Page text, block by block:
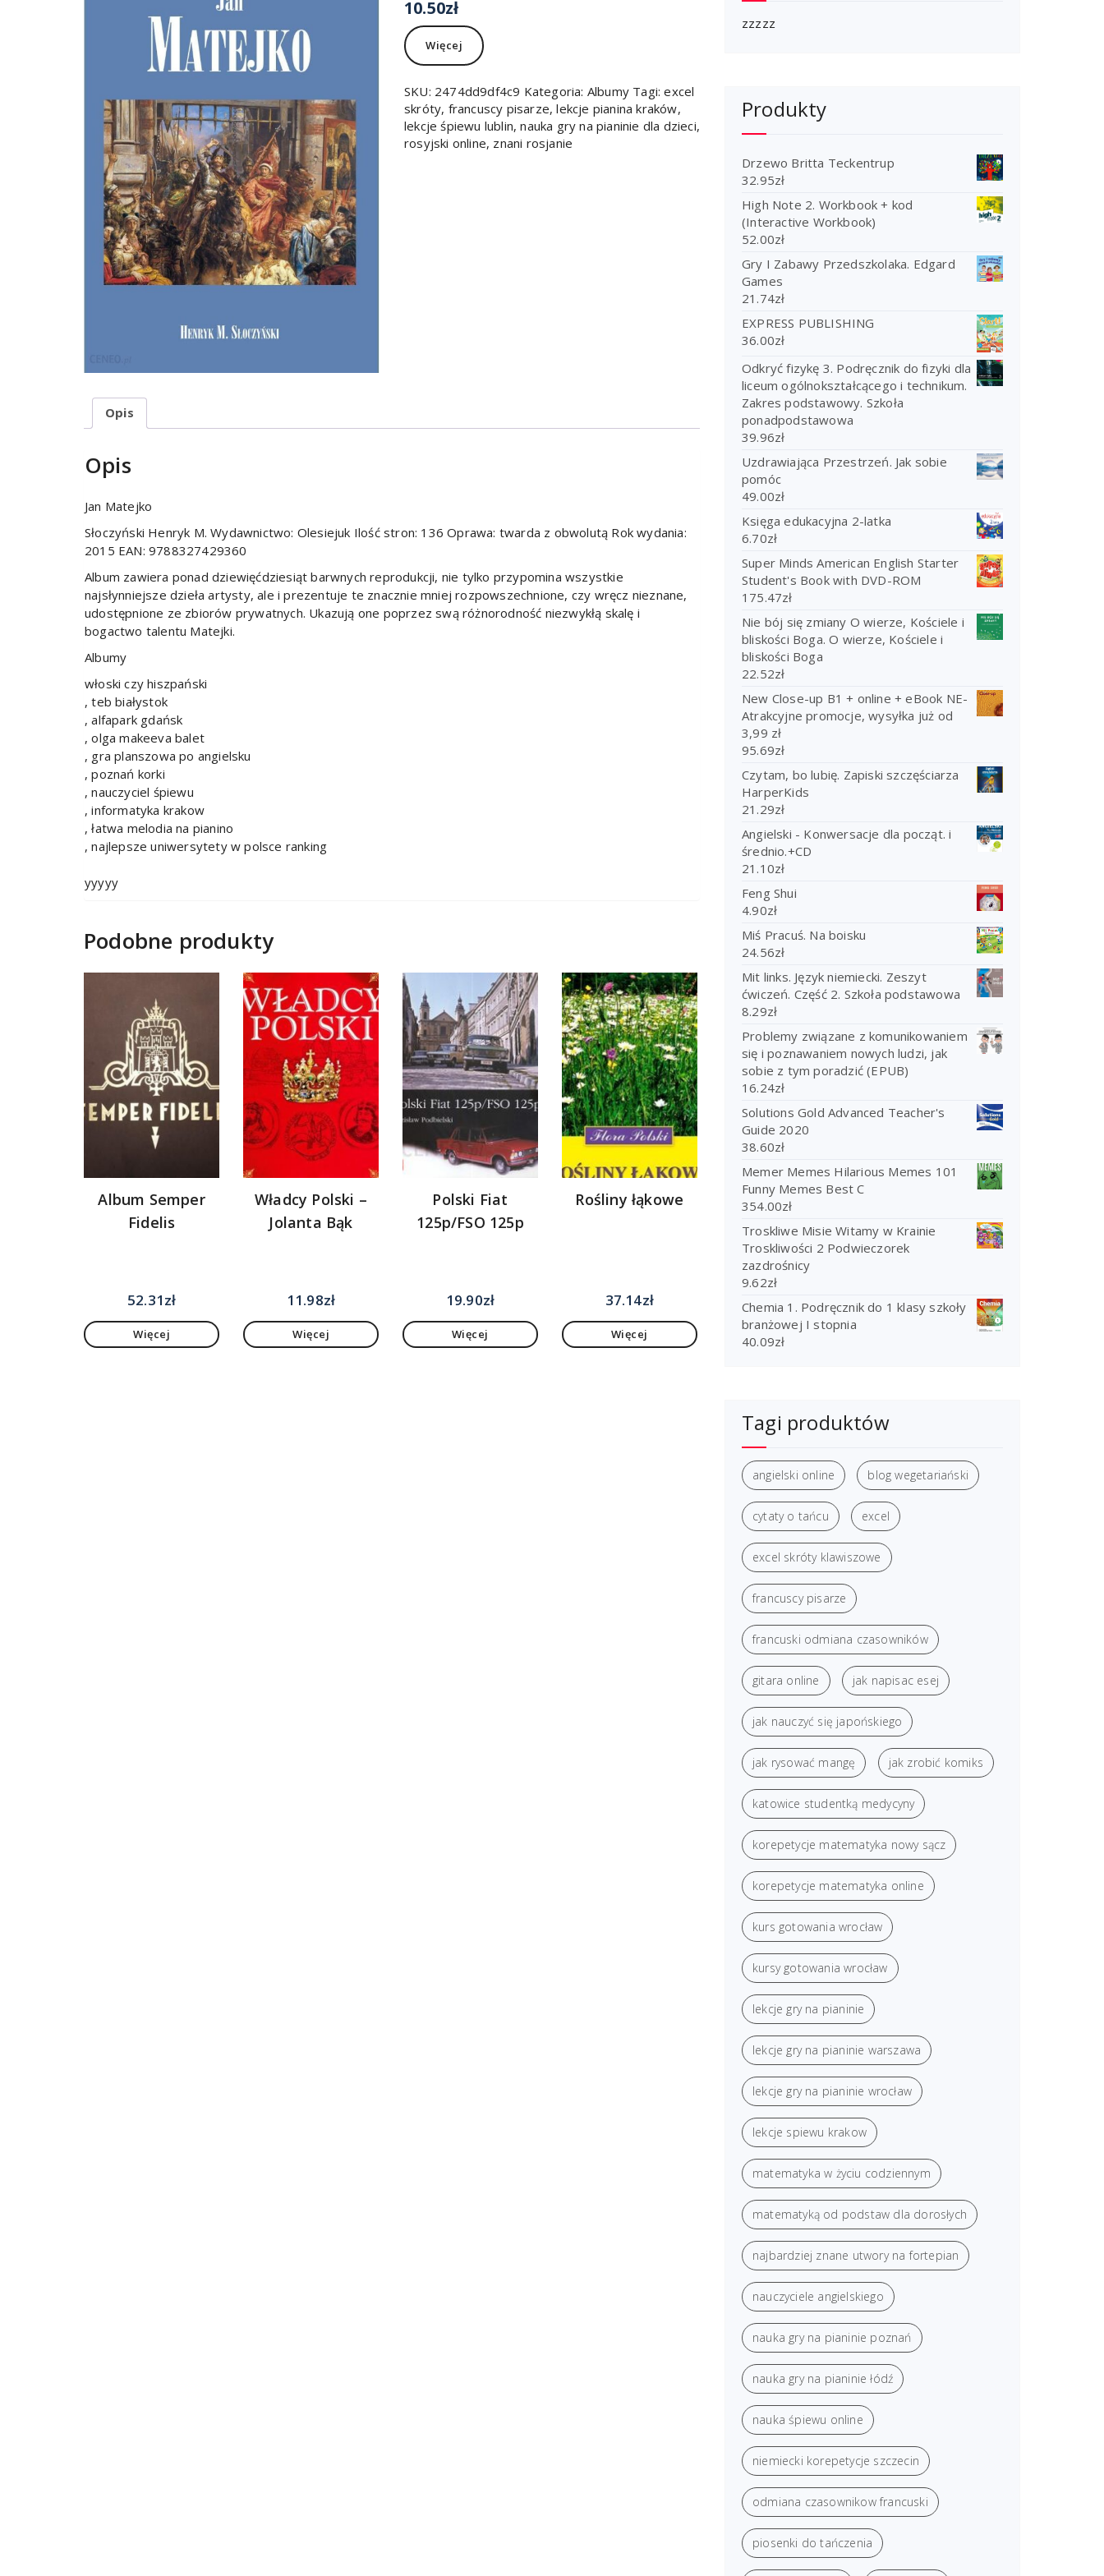
10.50zł
Więcej
SKU: 2474dd9df4c9 Kategoria: Albumy Tagi:excel
skróty, francuscy pisarze,lekcje pianina kraków,
lekcje śpiewu lublin,nauka gry na pianinie dla dzieci,
rosyjski online, znani rosjanie
Opis
Opis
Jan Matejko
Słoczyński Henryk M. Wydawnictwo: Olesiejuk Ilość stron: 136 Oprawa: twarda z obwolutą Rok wydania:
2015 EAN: 9788327429360
Album zawiera ponad dziewięćdziesiąt barwnych reprodukcji, nie tylko przypomina wszystkie
najsłynniejsze dzieła artysty, ale i prezentuje te znacznie mniej rozpowszechnione, czy wręcz nieznane,
udostępnione ze zbiorów prywatnych. Ukazują one poprzez swą różnorodność niezwykłą skalę i
bogactwo talentu Matejki.
Albumy
włoski czy hiszpański
, teb białystok
, alfapark gdańsk
, olga makeeva balet
, gra planszowa po angielsku
, poznań korki
, nauczyciel śpiewu
, informatyka krakow
, łatwa melodia na pianino
, najlepsze uniwersytety w polsce ranking
yyyyy
Podobne produkty
Album Semper
Fidelis
52.31zł
Więcej
Władcy Polski –
Jolanta Bąk
11.98zł
Więcej
Polski Fiat
125p/FSO 125p
19.90zł
Więcej
Rośliny łąkowe
37.14zł
Więcej
zzzzz
Produkty
Drzewo Britta Teckentrup
32.95zł
High Note 2. Workbook + kod
(Interactive Workbook)
52.00zł
Gry I Zabawy Przedszkolaka. Edgard
Games
21.74zł
EXPRESS PUBLISHING
36.00zł
Odkryć fizykę 3. Podręcznik do fizyki dla
liceum ogólnokształcącego i technikum.
Zakres podstawowy. Szkoła
ponadpodstawowa
39.96zł
Uzdrawiająca Przestrzeń. Jak sobie
pomóc
49.00zł
Księga edukacyjna 2-latka
6.70zł
Super Minds American English Starter
Student's Book with DVD-ROM
175.47zł
Nie bój się zmiany O wierze, Kościele i
bliskości Boga. O wierze, Kościele i
bliskości Boga
22.52zł
New Close-up B1 + online + eBook NE-
Atrakcyjne promocje, wysyłka już od
3,99 zł
95.69zł
Czytam, bo lubię. Zapiski szczęściarza
HarperKids
21.29zł
Angielski - Konwersacje dla począt. i
średnio.+CD
21.10zł
Feng Shui
4.90zł
Miś Pracuś. Na boisku
24.56zł
Mit links. Język niemiecki. Zeszyt
ćwiczeń. Część 2. Szkoła podstawowa
8.29zł
Problemy związane z komunikowaniem
się i poznawaniem nowych ludzi, jak
sobie z tym poradzić (EPUB)
16.24zł
Solutions Gold Advanced Teacher's
Guide 2020
38.60zł
Memer Memes Hilarious Memes 101
Funny Memes Best C
354.00zł
Troskliwe Misie Witamy w Krainie
Troskliwości 2 Podwieczorek
zazdrośnicy
9.62zł
Chemia 1. Podręcznik do 1 klasy szkoły
branżowej I stopnia
40.09zł
Tagi produktów
angielski online blog wegetariański
cytaty o tańcu excel
excel skróty klawiszowe
francuscy pisarze
francuski odmiana czasowników
gitara online jak napisac esej
jak nauczyć się japońskiego
jak rysować mangę jak zrobić komiks
katowice studentką medycyny
korepetycje matematyka nowy sącz
korepetycje matematyka online
kurs gotowania wrocław
kursy gotowania wrocław
lekcje gry na pianinie
lekcje gry na pianinie warszawa
lekcje gry na pianinie wrocław
lekcje spiewu krakow
matematyka w życiu codziennym
matematyką od podstaw dla dorosłych
najbardziej znane utwory na fortepian
nauczyciele angielskiego
nauka gry na pianinie poznań
nauka gry na pianinie łódź
nauka śpiewu online
niemiecki korepetycje szczecin
odmiana czasownikow francuski
piosenki do tańczenia